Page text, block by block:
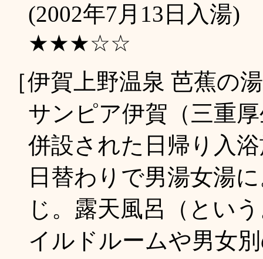
(2002年7月13日入湯)
★★★☆☆
［伊賀上野温泉 芭蕉の
サンピア伊賀（三重
併設された日帰り入
日替わりで男湯女湯
じ。露天風呂（とい
イルドルームや男女